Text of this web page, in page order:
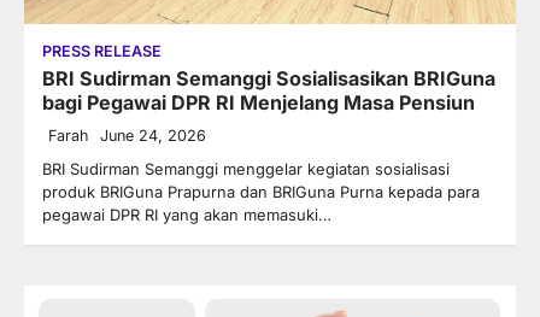
PRESS RELEASE
BRI Sudirman Semanggi Sosialisasikan BRIGuna
bagi Pegawai DPR RI Menjelang Masa Pensiun
Farah June 24, 2026
BRI Sudirman Semanggi menggelar kegiatan sosialisasi
produk BRIGuna Prapurna dan BRIGuna Purna kepada para
pegawai DPR RI yang akan memasuki…